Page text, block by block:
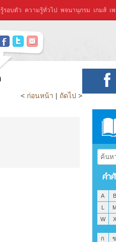
รอบตัว ความรู้ทั่วไป พจนานุกรม เกมส์ เ
< ก่อนหน้า | ถัดไป >
คำ
A B
L
W
X
ก ข